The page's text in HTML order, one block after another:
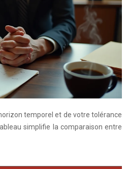
temporel et de votre tolérance
simplifie la comparaison entre